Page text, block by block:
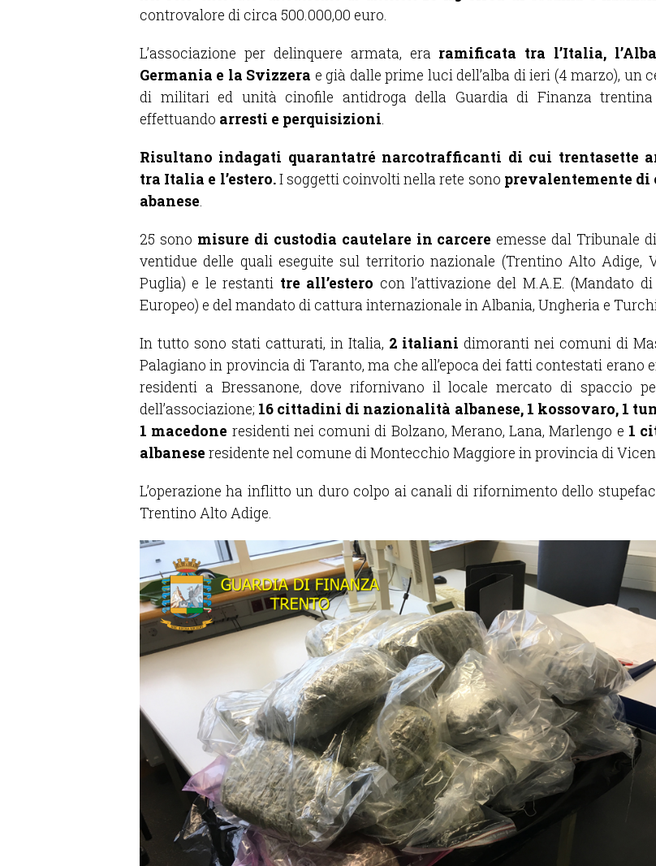
controvalore di circa 500.000,00 euro.
L’associazione per delinquere armata, era ramificata tra l’Italia,
Germania e la Svizzera e già dalle prime luci dell’alba di ieri (4 marzo), un
di militari ed unità cinofile antidroga della Guardia di Finanza
effettuando arresti e perquisizioni.
Risultano indagati quarantatré narcotrafficanti di cui trentasette
tra Italia e l’estero.I soggetti coinvolti nella rete sono prevalentemente di
abanese.
25 sono misure di custodia cautelare in carcere emesse dal Tribunale
ventidue delle quali eseguite sul territorio nazionale (Trentino Alto Adige,
Puglia) e le restanti tre all’estero con l’attivazione del M.A.E. (Mandato
Europeo) e del mandato di cattura internazionale in Albania, Ungheria e
In tutto sono stati catturati, in Italia, 2 italiani dimoranti nei comuni di
Palagiano in provincia di Taranto, ma che all’epoca dei fatti contestati erano
residenti a Bressanone, dove rifornivano il locale mercato di spaccio
dell’associazione; 16 cittadini di nazionalità albanese, 1 kossovaro, 1
1 macedone residenti nei comuni di Bolzano, Merano, Lana, Marlengo e 1
albanese residente nel comune di Montecchio Maggiore in provincia di
L’operazione ha inflitto un duro colpo ai canali di rifornimento dello
Trentino Alto Adige.